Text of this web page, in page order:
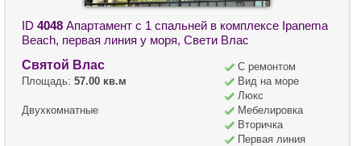
ID 4048 Апартамент с 1 спальней в комплексе Ipanema
Beach, первая линия у моря, Свети Влас
Святой Влас
Площадь: 57.00 кв.м
Двухкомнатные
С ремонтом
Вид на море
Люкс
Мебелировка
Вторичка
Первая линия